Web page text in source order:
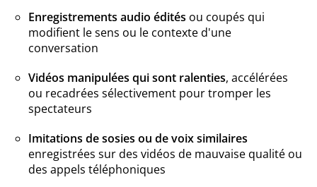
Enregistrements audio édités ou coupés qui
modifient le sens ou le contexte d'une
conversation
Vidéos manipulées qui sont ralenties, accélérées
ou recadrées sélectivement pour tromper les
spectateurs
Imitations de sosies ou de voix similaires
enregistrées sur des vidéos de mauvaise qualité ou
des appels téléphoniques